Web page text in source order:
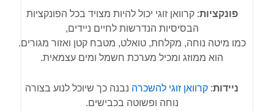
פונקציות: קרוואן זוגי יכול להיות מצויד בכל הפונקציות
הבסיסיות הנדרשות לחיים ניידים,
כמו מיטה נוחה, מקלחת, טואלט, מטבח קטן ואזור מגורים.
הוא ממוזג ומכיל מערכת חשמל ומים עצמאית.
ניידות: קרוואן זוגי להשכרה נבנה כך שיוכל לנוע בצורה
נוחה ופשוטה בכבישים.